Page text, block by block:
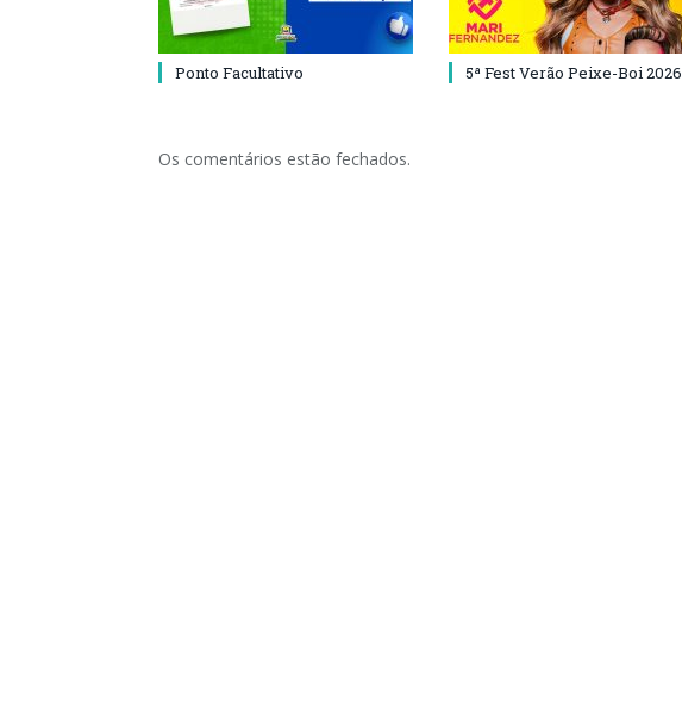
Ponto Facultativo 5ª Fest Verão Peixe-Boi 2026
Os comentários estão fechados.